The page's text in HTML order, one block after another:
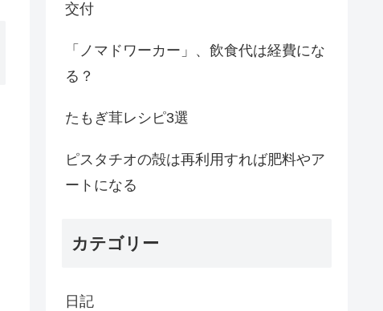
交付
「ノマドワーカー」、飲食代は経費にな
る？
たもぎ茸レシピ3選
ピスタチオの殻は再利用すれば肥料やア
ートになる
カテゴリー
日記